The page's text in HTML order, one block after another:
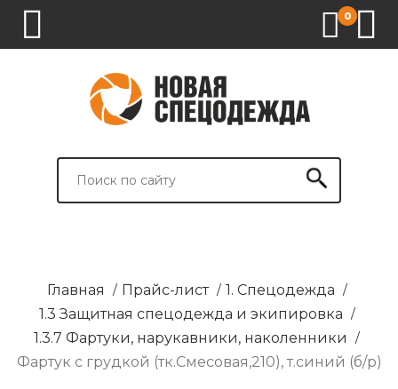
0
СПЕЦОДЕЖДА
СПЕЦОБУВЬ
СРЕДСТВА
ВСПОМОГАТЕЛЬНЫЕ
БРЕНДИРОВАНИЕ
Главная / Прайс-лист / 1. Спецодежда /
1.3 Защитная спецодежда и экипировка /
1.3.7 Фартуки, нарукавники, наколенники /
Фартук с грудкой (тк.Смесовая,210), т.синий (б/р)